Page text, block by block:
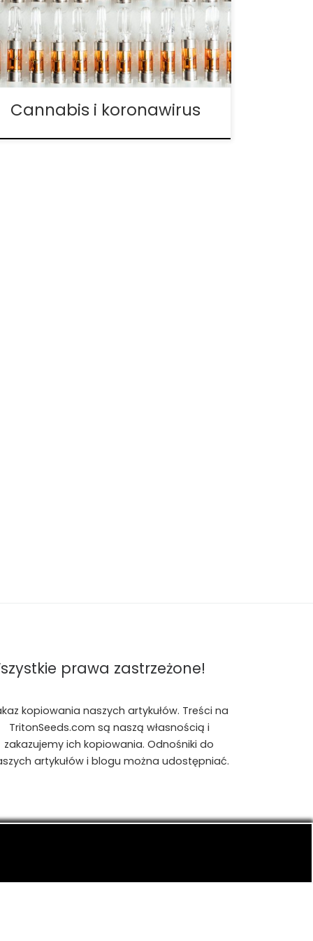
się nad pytaniem: „Czy marihuana chroni
cię przed koronawirusem?” Być może
rozmawiałeś o tym z przyjaciółmi, a może
po prostu sam to rozważałeś – nawet
choćby […]
Cannabis i koronawirus
prawa zastrzeżone!
kopiowania naszych artykułów. Treści na
TritonSeeds.com są naszą własnością i
zakazujemy ich kopiowania. Odnośniki do
artykułów i blogu można udostępniać.
konopiach indyjskich, CBD, RSO, THC.